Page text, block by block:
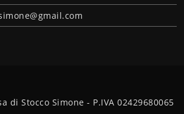
di Stocco Simone - P.IVA 02429680065